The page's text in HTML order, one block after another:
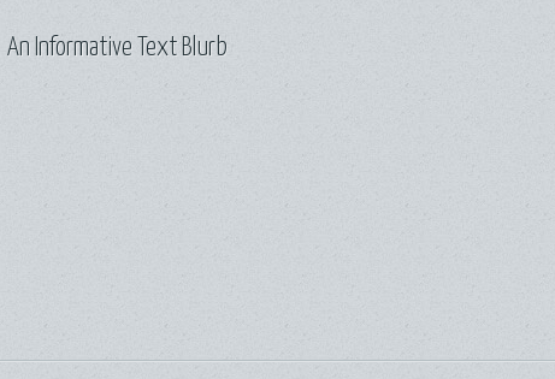
An Informative Text Blurb